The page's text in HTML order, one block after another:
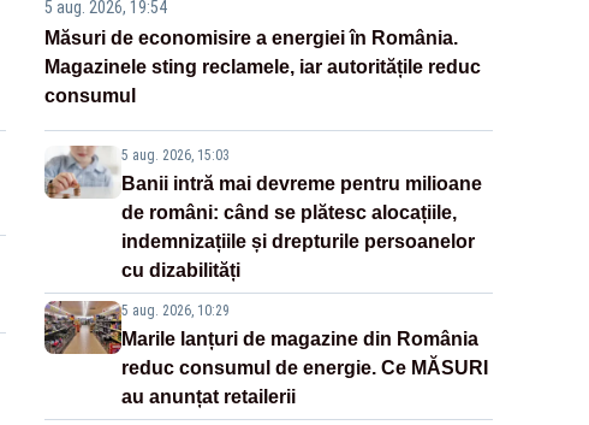
5 aug. 2026, 19:54
Măsuri de economisire a energiei în România.
Magazinele sting reclamele, iar autoritățile reduc
consumul
5 aug. 2026, 15:03
Banii intră mai devreme pentru milioane
de români: când se plătesc alocațiile,
indemnizațiile și drepturile persoanelor
cu dizabilități
5 aug. 2026, 10:29
Marile lanțuri de magazine din România
reduc consumul de energie. Ce MĂSURI
au anunțat retailerii